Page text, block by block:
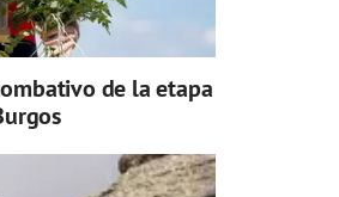
de la etapa